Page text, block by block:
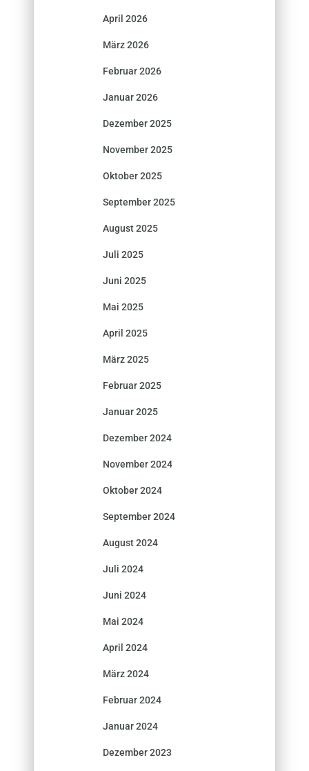
April 2026
März 2026
Februar 2026
Januar 2026
Dezember 2025
November 2025
Oktober 2025
September 2025
August 2025
Juli 2025
Juni 2025
Mai 2025
April 2025
März 2025
Februar 2025
Januar 2025
Dezember 2024
November 2024
Oktober 2024
September 2024
August 2024
Juli 2024
Juni 2024
Mai 2024
April 2024
März 2024
Februar 2024
Januar 2024
Dezember 2023